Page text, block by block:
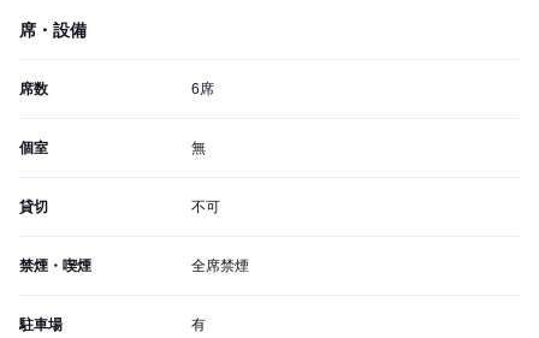
席・設備
席数 6席
個室 無
貸切 不可
禁煙・喫煙 全席禁煙
駐車場 有